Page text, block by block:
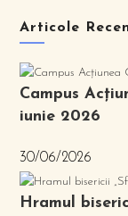
Articole
Campus
iunie 2026
30/06/2026
Hramul